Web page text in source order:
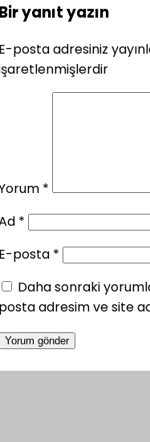
yanıt yazın
posta adresiniz
*
*
posta *
Daha sonraki
adresim ve site